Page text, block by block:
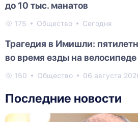
до 10 тыс. манатов
175 Общество Сегодня
Трагедия в Имишли:
во время езды на велосипеде
150 Общество 06 августа
Последние новости